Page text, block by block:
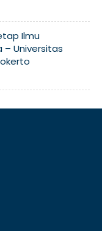
Ilmu
– Universitas